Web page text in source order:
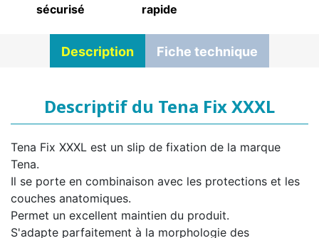
sécurisé
rapide
Description Fiche technique
Descriptif du Tena Fix XXXL
Tena Fix XXXL est un slip de fixation de la marque
Tena.
Il se porte en combinaison avec les protections et les
couches anatomiques.
Permet un excellent maintien du produit.
S'adapte parfaitement à la morphologie des